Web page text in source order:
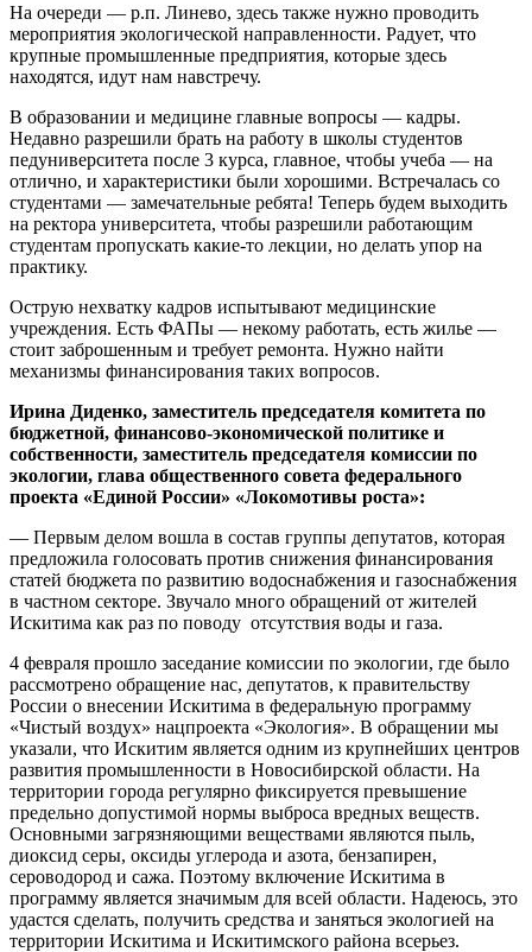
На очереди — р.п. Линево, здесь также нужно проводить
мероприятия экологической направленности. Радует, что
крупные промышленные предприятия, которые здесь
находятся, идут нам навстречу.
В образовании и медицине главные вопросы — кадры.
Недавно разрешили брать на работу в школы студентов
педуниверситета после 3 курса, главное, чтобы учеба — на
отлично, и характеристики были хорошими. Встречалась со
студентами — замечательные ребята! Теперь будем выходить
на ректора университета, чтобы разрешили работающим
студентам пропускать какие-то лекции, но делать упор на
практику.
Острую нехватку кадров испытывают медицинские
учреждения. Есть ФАПы — некому работать, есть жилье —
стоит заброшенным и требует ремонта. Нужно найти
механизмы финансирования таких вопросов.
Ирина Диденко, заместитель председателя комитета по
бюджетной, финансово-экономической политике и
собственности, заместитель председателя комиссии по
экологии, глава общественного совета федерального
проекта «Единой России» «Локомотивы роста»:
— Первым делом вошла в состав группы депутатов, которая
предложила голосовать против снижения финансирования
статей бюджета по развитию водоснабжения и газоснабжения
в частном секторе. Звучало много обращений от жителей
Искитима как раз по поводу отсутствия воды и газа.
4 февраля прошло заседание комиссии по экологии, где было
рассмотрено обращение нас, депутатов, к правительству
России о внесении Искитима в федеральную программу
«Чистый воздух» нацпроекта «Экология». В обращении мы
указали, что Искитим является одним из крупнейших центров
развития промышленности в Новосибирской области. На
территории города регулярно фиксируется превышение
предельно допустимой нормы выброса вредных веществ.
Основными загрязняющими веществами являются пыль,
диоксид серы, оксиды углерода и азота, бензапирен,
сероводород и сажа. Поэтому включение Искитима в
программу является значимым для всей области. Надеюсь, это
удастся сделать, получить средства и заняться экологией на
территории Искитима и Искитимского района всерьез.